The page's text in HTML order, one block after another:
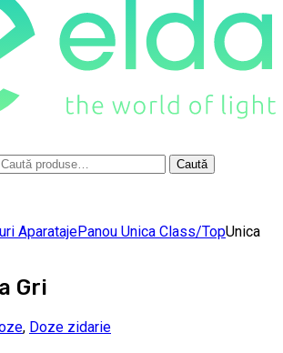
Caută
AparatajePanou Unica Class/TopUnica
Gri
, Doze zidarie